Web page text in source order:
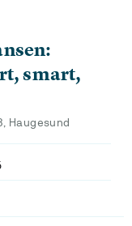
smart,
Haugesund